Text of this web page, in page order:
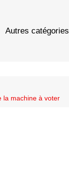
Autres catégories
la machine à voter